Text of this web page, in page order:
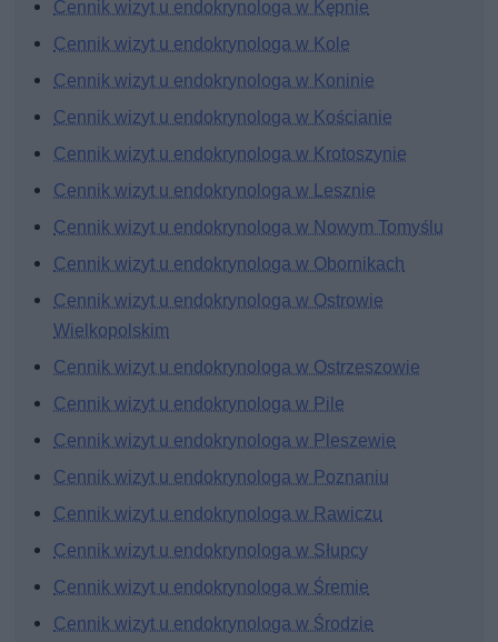
Cennik wizyt u endokrynologa w Kępnie
Cennik wizyt u endokrynologa w Kole
Cennik wizyt u endokrynologa w Koninie
Cennik wizyt u endokrynologa w Kościanie
Cennik wizyt u endokrynologa w Krotoszynie
Cennik wizyt u endokrynologa w Lesznie
Cennik wizyt u endokrynologa w Nowym Tomyślu
Cennik wizyt u endokrynologa w Obornikach
Cennik wizyt u endokrynologa w Ostrowie
Wielkopolskim
Cennik wizyt u endokrynologa w Ostrzeszowie
Cennik wizyt u endokrynologa w Pile
Cennik wizyt u endokrynologa w Pleszewie
Cennik wizyt u endokrynologa w Poznaniu
Cennik wizyt u endokrynologa w Rawiczu
Cennik wizyt u endokrynologa w Słupcy
Cennik wizyt u endokrynologa w Śremie
Cennik wizyt u endokrynologa w Środzie